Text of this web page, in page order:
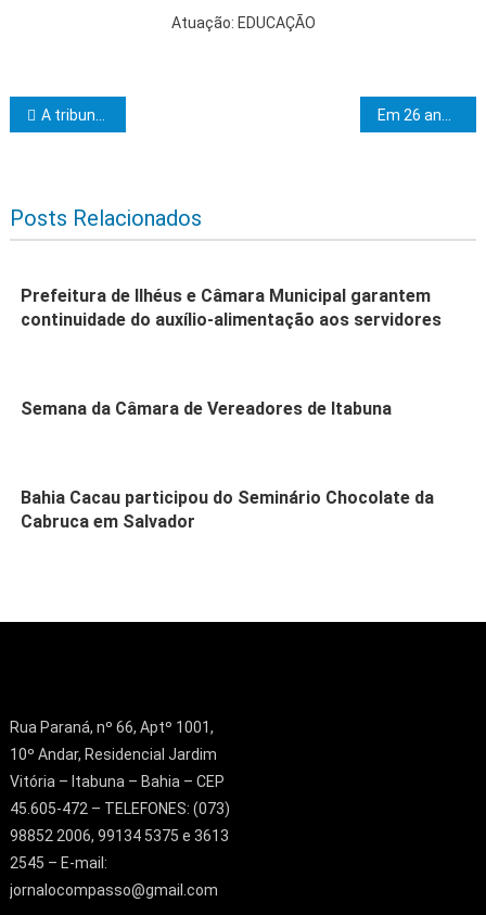
Atuação: EDUCAÇÃO
Navegação de Post
A tribuna é livre a bem da ordem Em 26 anos, Instituto Ronald já investiu mais de 65 milhões no Norte e Nordeste
Posts Relacionados
Prefeitura de Ilhéus e Câmara Municipal garantem
continuidade do auxílio-alimentação aos servidores
Semana da Câmara de Vereadores de Itabuna
Bahia Cacau participou do Seminário Chocolate da
Cabruca em Salvador
Rua Paraná, nº 66, Aptº 1001,
10º Andar, Residencial Jardim
Vitória – Itabuna – Bahia – CEP
45.605-472 – TELEFONES: (073)
98852 2006, 99134 5375 e 3613
2545 – E-mail:
jornalocompasso@gmail.com